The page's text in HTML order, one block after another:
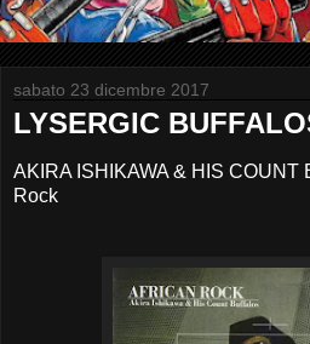
sabato 23 dicembre 2017
LYSERGIC
AKIRA ISHIKAWA & HIS
Rock